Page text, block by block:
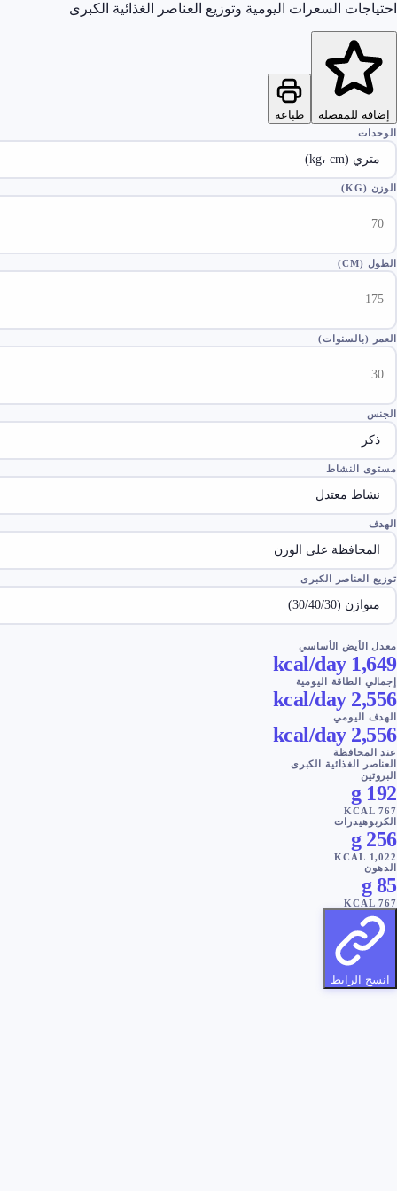
احتياجات السعرات اليومية وتوزيع العناصر الغذائية الكبرى
إضافة للمفضلة طباعة
الوحدات
الوزن (
KG
)
الطول (
CM
)
العمر (بالسنوات)
الجنس
مستوى النشاط
الهدف
توزيع العناصر الكبرى
معدل الأيض الأساسي
1,649
kcal/day
إجمالي الطاقة اليومية
2,556
kcal/day
الهدف اليومي
2,556
kcal/day
عند المحافظة
العناصر الغذائية الكبرى
البروتين
192
g
767
KCAL
الكربوهيدرات
256
g
1,022
KCAL
الدهون
85
g
767
KCAL
انسخ الرابط